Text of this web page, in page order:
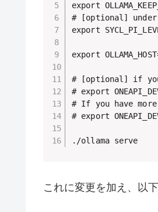
export
# [optional] under
export
export
# [optional] if you
# export
# If you have
# export
./ollama serve
これに変更を加え、以